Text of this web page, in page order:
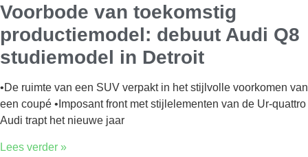
Voorbode van toekomstig
productiemodel: debuut Audi Q8
studiemodel in Detroit
•De ruimte van een SUV verpakt in het stijlvolle voorkomen van
een coupé •Imposant front met stijlelementen van de Ur-quattro
Audi trapt het nieuwe jaar
Lees verder »